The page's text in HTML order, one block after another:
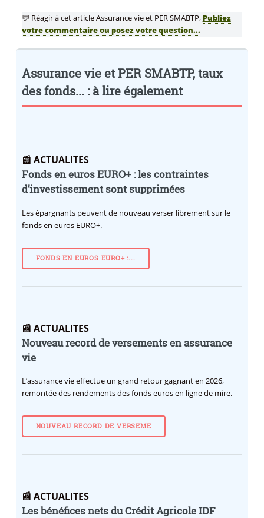
💬 Réagir à cet article Assurance vie et PER SMABTP, Publiez
votre commentaire ou posez votre question...
Assurance vie et PER SMABTP, taux
des fonds... : à lire également
📰 ACTUALITES
Fonds en euros EURO+ : les contraintes
d’investissement sont supprimées
Les épargnants peuvent de nouveau verser librement sur le
fonds en euros EURO+.
FONDS EN EUROS EURO+ :...
📰 ACTUALITES
Nouveau record de versements en assurance
vie
L’assurance vie effectue un grand retour gagnant en 2026,
remontée des rendements des fonds euros en ligne de mire.
NOUVEAU RECORD DE VERSEME
📰 ACTUALITES
Les bénéfices nets du Crédit Agricole IDF